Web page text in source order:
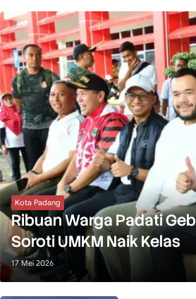
Kota Padang
Ribuan Warga Padati
Soroti UMKM Naik Kelas
17 Mei 2026